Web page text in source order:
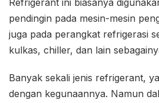
Refrigerant ini biasanya
pendingin pada mesin-mesin
juga pada perangkat refrigerasi
kulkas, chiller, dan lain
Banyak sekali jenis refrigerant,
dengan kegunaannya. Namun